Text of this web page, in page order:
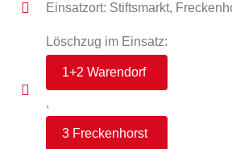
Einsatzort: Stiftsmarkt,
Löschzug im Einsatz:
1+2 Warendorf
,
3 Freckenhorst